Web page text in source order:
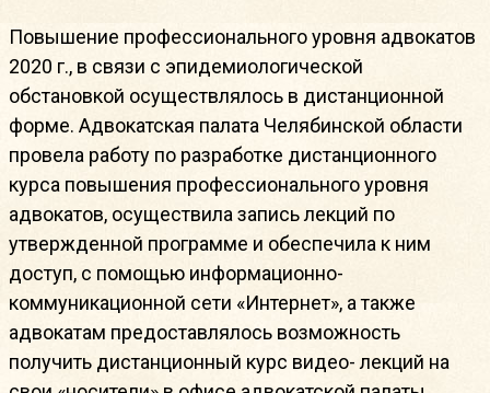
Повышение профессионального уровня адвокатов
2020 г., в связи с эпидемиологической
обстановкой осуществлялось в дистанционной
форме. Адвокатская палата Челябинской области
провела работу по разработке дистанционного
курса повышения профессионального уровня
адвокатов, осуществила запись лекций по
утвержденной программе и обеспечила к ним
доступ, с помощью информационно-
коммуникационной сети «Интернет», а также
адвокатам предоставлялось возможность
получить дистанционный курс видео- лекций на